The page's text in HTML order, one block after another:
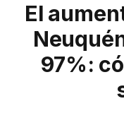
El
97%: